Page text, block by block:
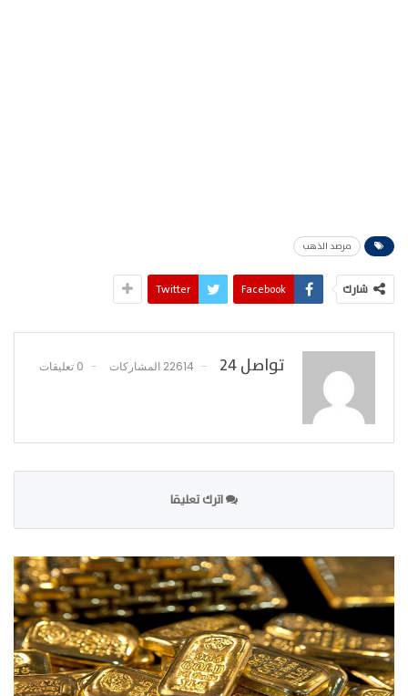
مرصد الذهب
شارك Facebook
Twitter
تواصل 24 22614 المشاركات 0 تعليقات
اترك تعليقا